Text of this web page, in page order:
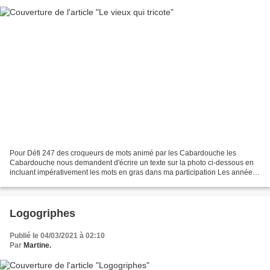
Pour Défi 247 des croqueurs de mots animé par les Cabardouche les
Cabardouche nous demandent d'écrire un texte sur la photo ci-dessous en
incluant impérativement les mots en gras dans ma participation Les années
Logogriphes
Publié le 04/03/2021 à 02:10
Par Martine.